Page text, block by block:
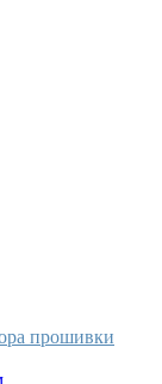
прошивки